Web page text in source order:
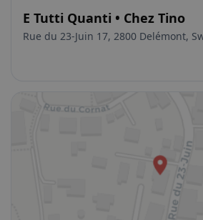
E Tutti Quanti • Chez Tino
Rue du 23-Juin 17, 2800 Delémont,